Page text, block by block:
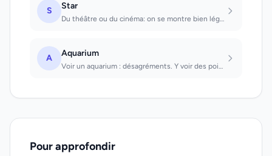
S Star
Du théâtre ou du cinéma: on se montre bien léger.
A Aquarium
Voir un aquarium : désagréments. Y voir des poissons et des reptiles : bonheur....
Pour approfondir